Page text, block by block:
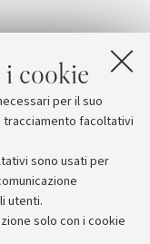
i cookie
per il suo
facoltativi
sono usati per
utenti.
solo con i cookie